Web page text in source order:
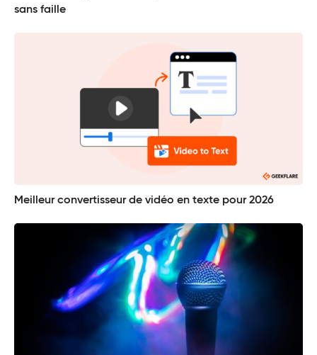
sans faille
Meilleur convertisseur de vidéo en texte pour 2026